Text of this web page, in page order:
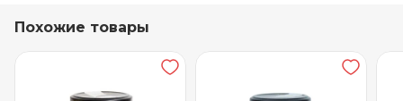
Температура хранения
Похожие товары